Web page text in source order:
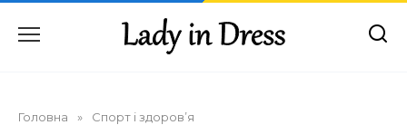
до
Головна » Спорт і здоров’я